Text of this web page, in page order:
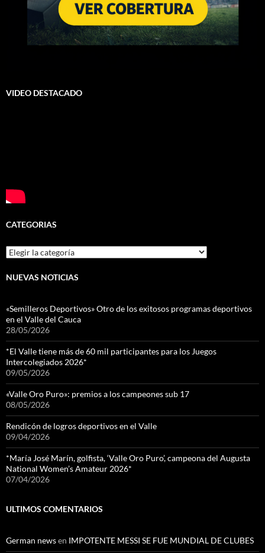
VIDEO DESTACADO
CATEGORIAS
Categorias
NUEVAS NOTICIAS
«Semilleros Deportivos» Otro de los exitosos programas deportivos
en el Valle del Cauca
28/05/2026
*El Valle tiene más de 60 mil participantes para los Juegos
Intercolegiados 2026*
09/05/2026
«Valle Oro Puro»: premios a los campeones sub 17
08/05/2026
Rendicón de logros deportivos en el Valle
09/04/2026
*María José Marín, golfista, ‘Valle Oro Puro’, campeona del Augusta
National Women’s Amateur 2026*
07/04/2026
ULTIMOS COMENTARIOS
German newsen IMPOTENTE MESSI SE FUE MUNDIAL DE CLUBES